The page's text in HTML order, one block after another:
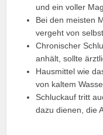
und ein voller
Bei den meisten
vergeht von
Chronischer
anhält, sollte
Hausmittel wie
von kaltem
Schluckauf tritt
dazu dienen, die